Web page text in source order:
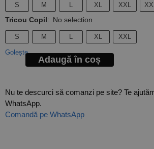
S M XL XXL
Tricou Copil: No selection
S M XL XXL
Golește
Adaugă în coș
Nu te descurci să comanzi pe site? Te
WhatsApp.
Comandă pe WhatsApp